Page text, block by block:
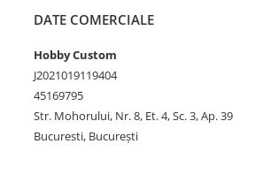
DATE COMERCIALE
Hobby Custom
J2021019119404
45169795
Str. Mohorului, Nr. 8, Et. 4, Sc. 3, Ap. 39
Bucuresti, București